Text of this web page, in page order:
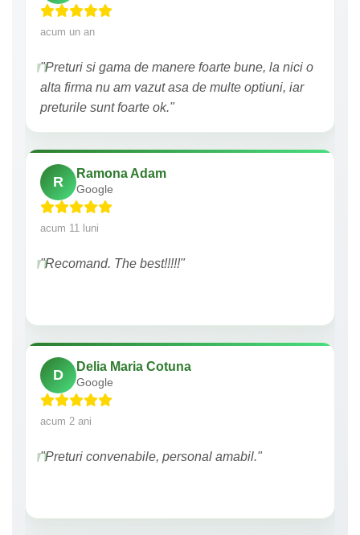
acum un an
"Preturi si gama de manere foarte bune, la nici o
alta firma nu am vazut asa de multe optiuni, iar
preturile sunt foarte ok."
R
Ramona Adam
Google
acum 11 luni
"Recomand. The best!!!!!"
D
Delia Maria Cotuna
Google
acum 2 ani
"Preturi convenabile, personal amabil."